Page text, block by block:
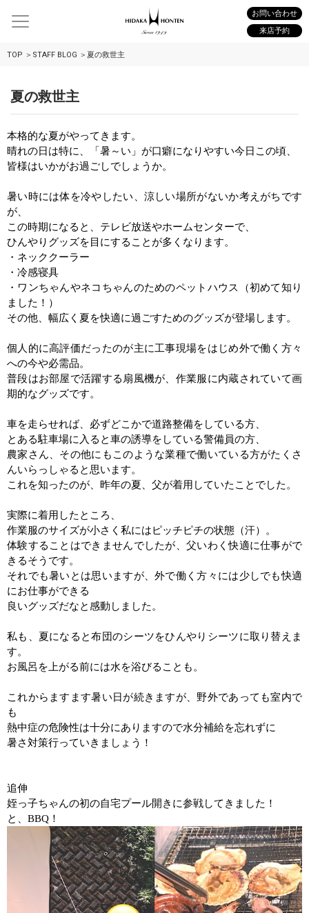
お問い合わせ
来店予約
TOP STAFF BLOG 夏の救世主
夏の救世主
本格的な夏がやってきます。
晴れの日は特に、「暑～い」が口癖になりやすい今日この頃、
皆様はいかがお過ごしでしょうか。
暑い時には体を冷やしたい、涼しい場所がないか考えがちです
が、
この時期になると、 テレビ放送やホームセンターで、
ひんやりグッズを目にすることが多くなります。
・ネッククーラー
・冷感寝具
・ワンちゃんやネコちゃんのためのペットハウス（初めて知り
ました！）
その他、幅広く夏を快適に過ごすためのグッズが登場します。
個人的に高評価だったのが主に工事現場をはじめ外で働く方々
への今や必需品。
普段はお部屋で活躍する扇風機が、作業服に内蔵されていて画
期的なグッズです。
車を走らせれば、必ずどこかで道路整備をしている方、
とある駐車場に入ると車の誘導をしている警備員の方、
農家さん、その他にもこのような業種で働いている方がたくさ
んいらっしゃると思います。
これを知ったのが、昨年の夏、父が着用していたことでした。
実際に着用したところ、
作業服のサイズが小さく私にはピッチピチの状態（汗）。
体験することはできませんでしたが、父いわく快適に仕事がで
きるそうです。
それでも暑いとは思いますが、外で働く方々には少しでも快適
にお仕事ができる
良いグッズだなと感動しました。
私も、夏になると布団のシーツをひんやりシーツに取り替えま
す。
お風呂を上がる前には水を浴びることも。
これからますます暑い日が続きますが、野外であっても室内で
も
熱中症の危険性は十分にありますので水分補給を忘れずに
暑さ対策行っていきましょう！
追伸
姪っ子ちゃんの初の自宅プール開きに参戦してきました！
と、 BBQ ！